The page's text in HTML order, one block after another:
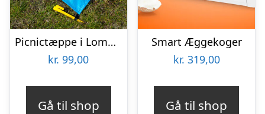
Picnictæppe i Lommeformat – Outlust
kr. 99,00
Gå til shop
Smart Æggekoger
kr. 319,00
Gå til shop